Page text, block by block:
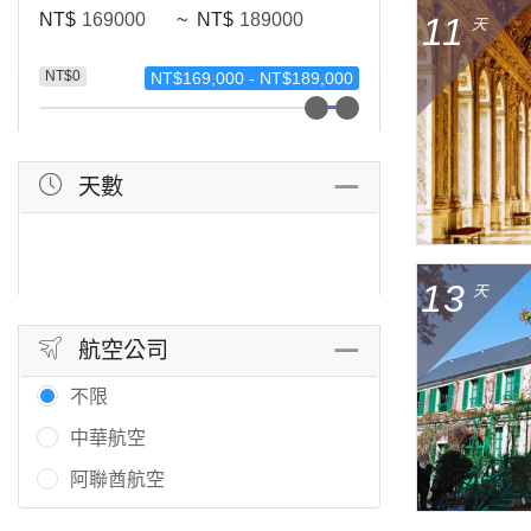
NT$ ~ NT$
NT$0 NT$169,000 - NT$189,000
天數
航空公司
不限
中華航空
阿聯酋航空
11 天
13 天